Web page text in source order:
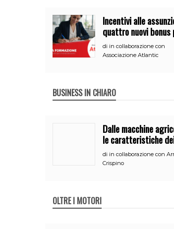
Incentivi alle
quattro nuovi bonus
2026
di in collaborazione con
Associazione Atlantic
BUSINESS IN CHIARO
Dalle macchine
le caratteristiche
per accedere
all’iperammortamento
di in collaborazione con
Crispino
OLTRE I MOTORI